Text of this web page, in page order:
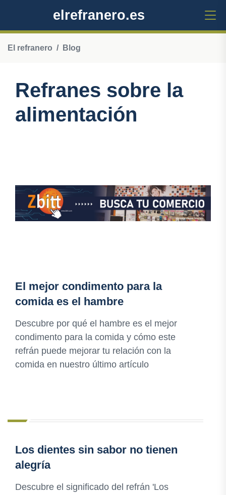
elrefranero.es
El refranero Blog
Refranes sobre la
alimentación
El mejor condimento para la
comida es el hambre
Descubre por qué el hambre es el mejor
condimento para la comida y cómo este
refrán puede mejorar tu relación con la
comida en nuestro último artículo
Los dientes sin sabor no tienen
alegría
Descubre el significado del refrán 'Los